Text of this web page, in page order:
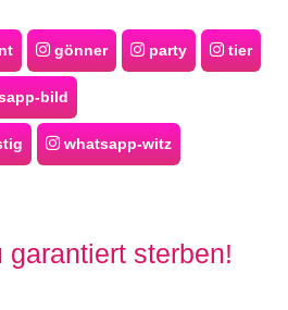
gönner party tier
bild
whatsapp-witz
garantiert sterben!